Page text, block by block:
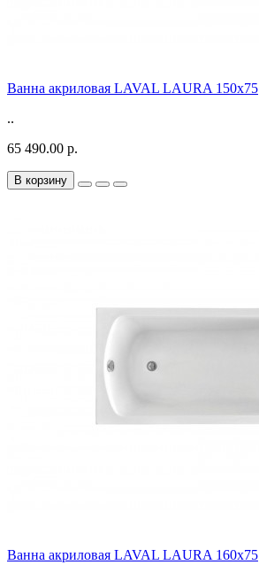
Ванна акриловая LAVAL LAURA 150x75
..
65 490.00 р.
В корзину
Ванна акриловая LAVAL LAURA 160x75